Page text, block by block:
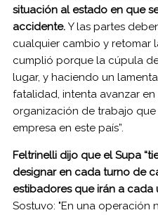
situación al estado en que
accidente. Y las partes
cualquier cambio y retomar
cumplió porque la cúpula
lugar, y haciendo un
fatalidad, intenta avanzar
organización de trabajo
empresa en este país”.
Feltrinelli dijo que el Supa
designar en cada turno de
estibadores que irán a cada
Sostuvo: "En una operación